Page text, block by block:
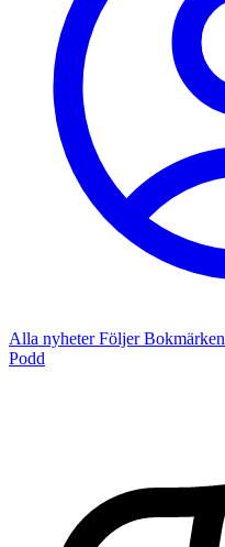
Alla nyheterFöljerBokmärken
Podd